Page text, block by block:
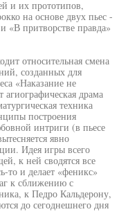
и их прототипов,
на основе двух пьес -
«В притворстве правда»
относительная смена
созданных для
«Наказание не
драма
техника
построения
интриги (в пьесе
явно
Идея игры всего
к ней сводятся все
то и делает «феникс»
к сближению с
к Педро Кальдерону,
до сегоднешнего дня